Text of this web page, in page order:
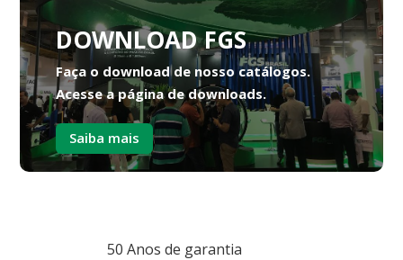
DOWNLOAD FGS
Faça o download de nosso catálogos.
Acesse a página de downloads.
Saiba mais
50 Anos de garantia